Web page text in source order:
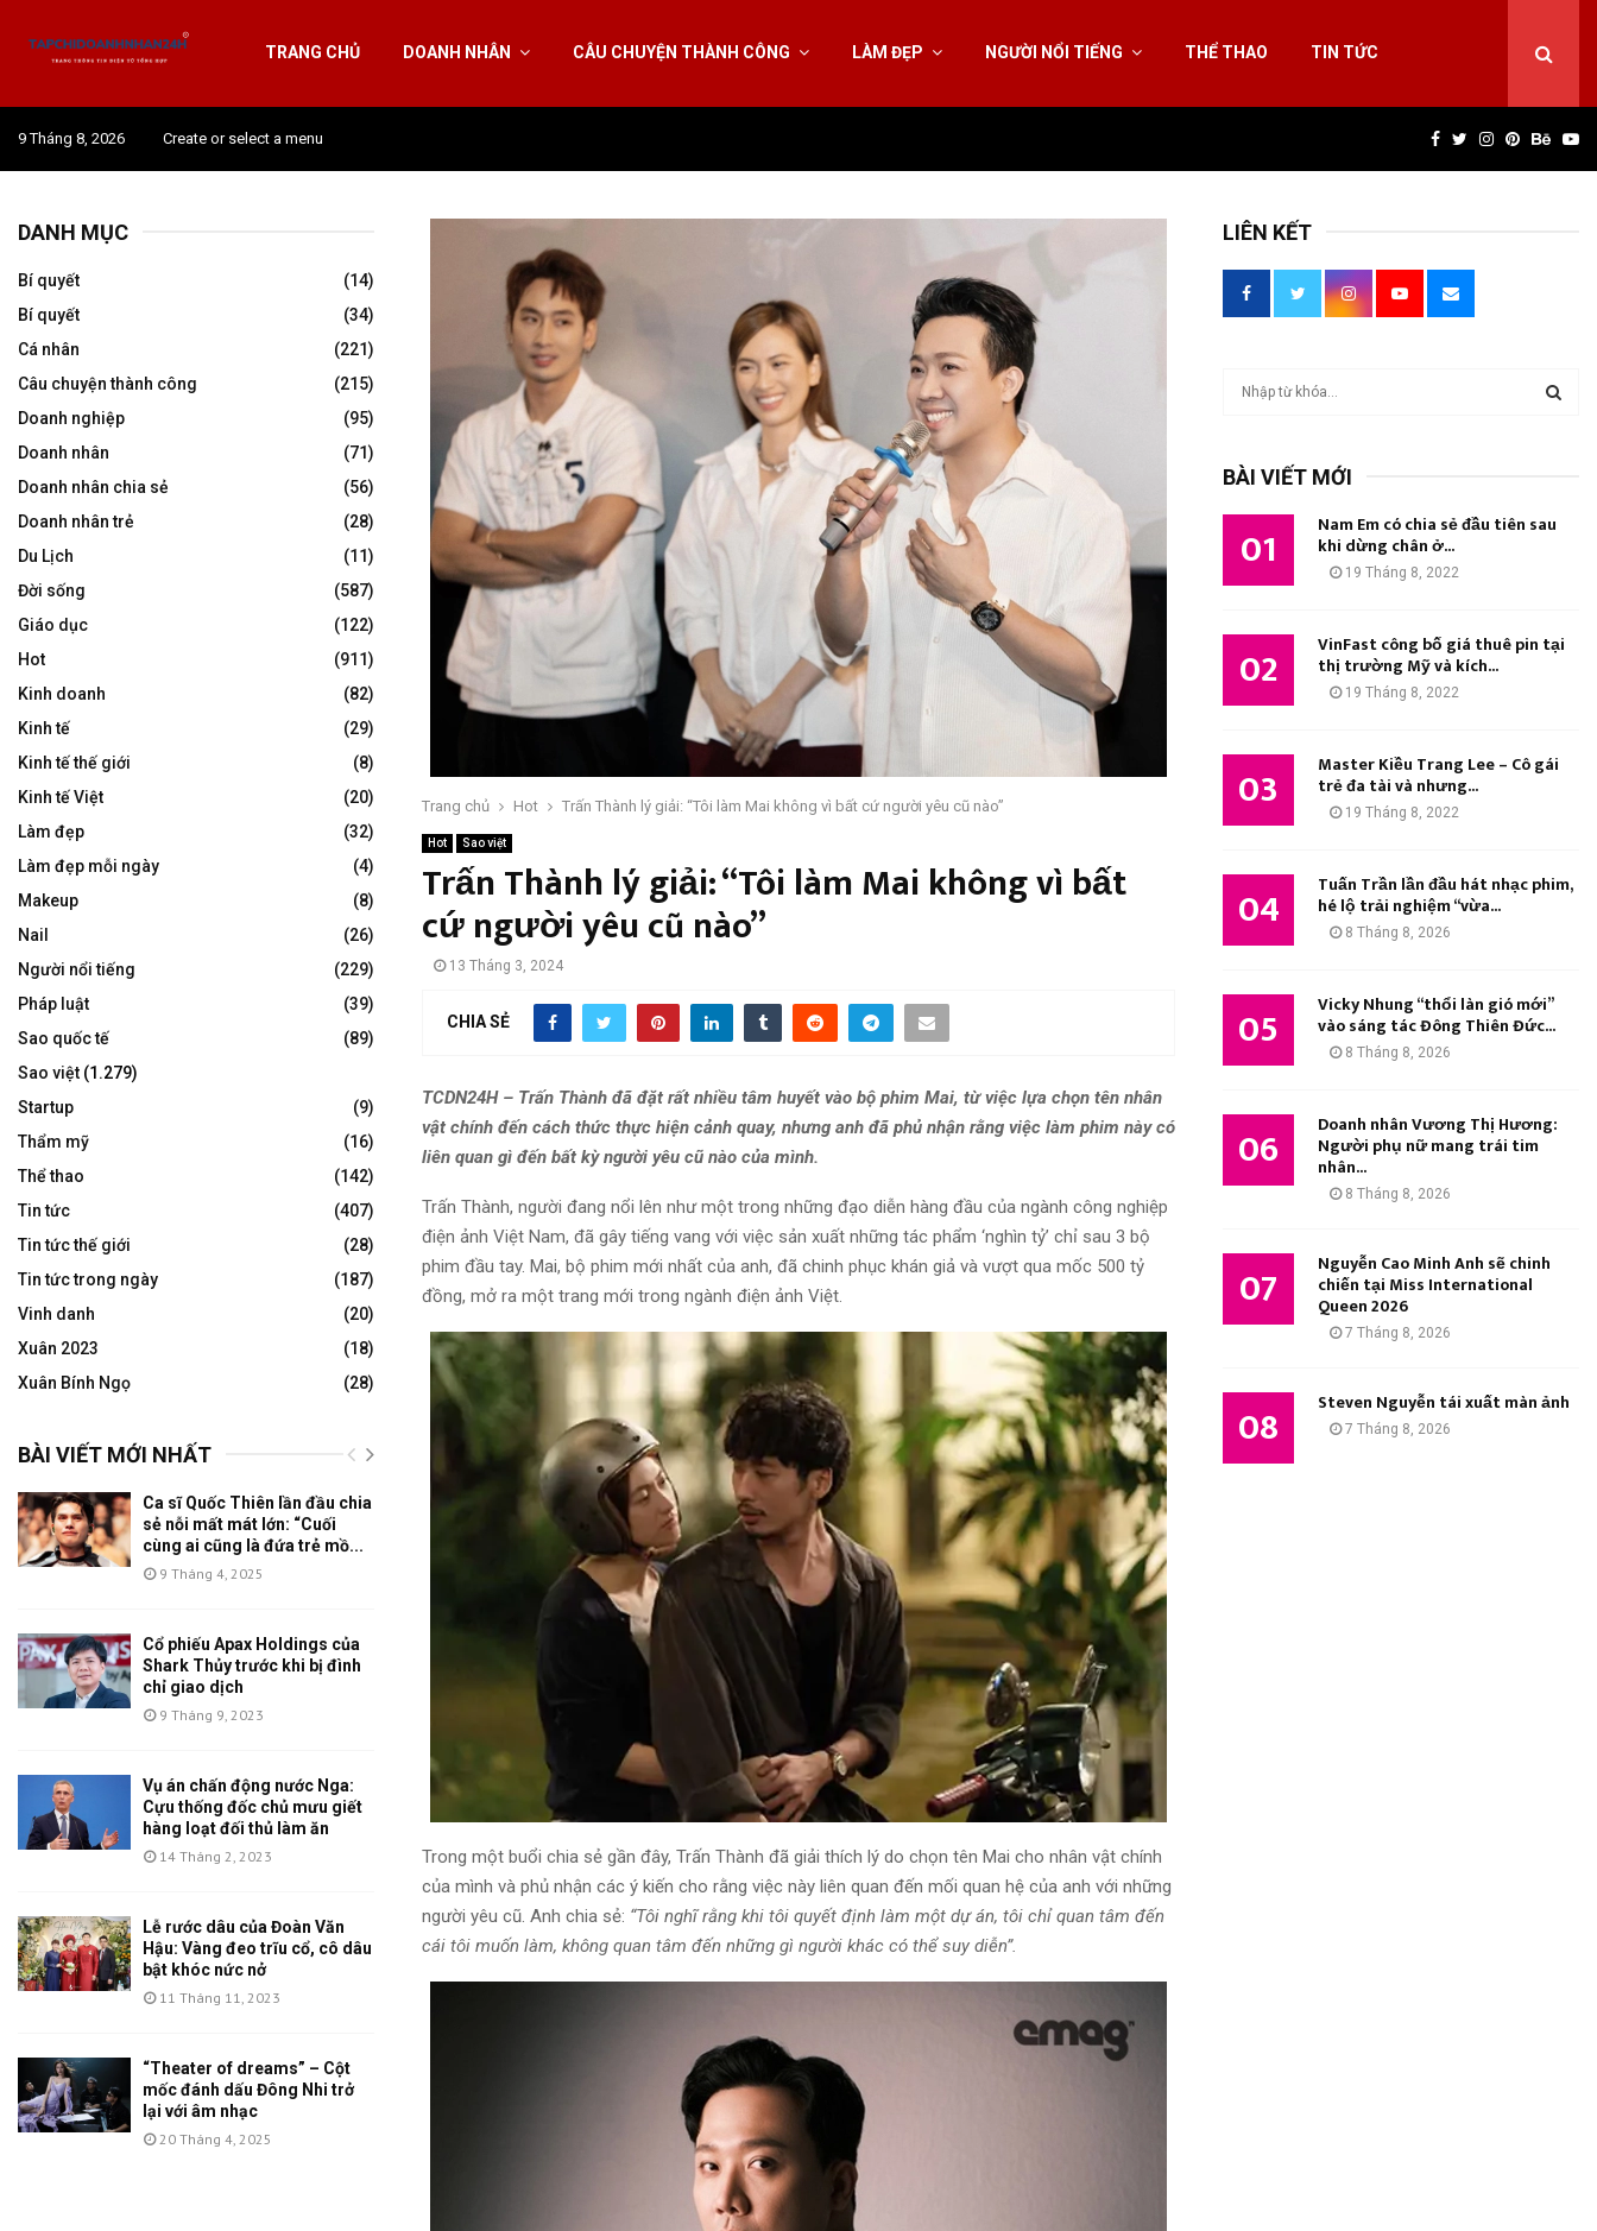
TRANG CHỦ DOANH NHÂN CÂU CHUYỆN THÀNH CÔNG LÀM ĐẸP NGƯỜI NỔI TIẾNG THỂ THAO TIN TỨC
9 Tháng 8, 2026 Create or select a menu Facebook
Twitter
Instagram
Pinterest
Trang chủ Hot Trấn Thành lý giải: “Tôi làm Mai không vì bất cứ người yêu cũ nào”
Hot Sao việt
Trấn Thành lý giải: “Tôi làm Mai không vì bất
cứ người yêu cũ nào”
13 Tháng 3, 2024
CHIA SẺ
TCDN24H – Trấn Thành đã đặt rất nhiều tâm huyết vào bộ phim Mai, từ việc lựa chọn tên nhân
vật chính đến cách thức thực hiện cảnh quay, nhưng anh đã phủ nhận rằng việc làm phim này có
liên quan gì đến bất kỳ người yêu cũ nào của mình.
Trấn Thành, người đang nổi lên như một trong những đạo diễn hàng đầu của ngành công nghiệp
điện ảnh Việt Nam, đã gây tiếng vang với việc sản xuất những tác phẩm ‘nghìn tỷ’ chỉ sau 3 bộ
phim đầu tay. Mai, bộ phim mới nhất của anh, đã chinh phục khán giả và vượt qua mốc 500 tỷ
đồng, mở ra một trang mới trong ngành điện ảnh Việt.
Trong một buổi chia sẻ gần đây, Trấn Thành đã giải thích lý do chọn tên Mai cho nhân vật chính
của mình và phủ nhận các ý kiến cho rằng việc này liên quan đến mối quan hệ của anh với những
người yêu cũ. Anh chia sẻ: “Tôi nghĩ rằng khi tôi quyết định làm một dự án, tôi chỉ quan tâm đến
cái tôi muốn làm, không quan tâm đến những gì người khác có thể suy diễn”.
DANH MỤC
Bí quyết
(14)
Bí quyết
(34)
Cá nhân
(221)
Câu chuyện thành công
(215)
Doanh nghiệp
(95)
Doanh nhân
(71)
Doanh nhân chia sẻ
(56)
Doanh nhân trẻ
(28)
Du Lịch
(11)
Đời sống
(587)
Giáo dục
(122)
Hot
(911)
Kinh doanh
(82)
Kinh tế
(29)
Kinh tế thế giới
(8)
Kinh tế Việt
(20)
Làm đẹp
(32)
Làm đẹp mỗi ngày
(4)
Makeup
(8)
Nail
(26)
Người nổi tiếng
(229)
Pháp luật
(39)
Sao quốc tế
(89)
Sao việt (1.279)
Startup
(9)
Thẩm mỹ
(16)
Thể thao
(142)
Tin tức
(407)
Tin tức thế giới
(28)
Tin tức trong ngày
(187)
Vinh danh
(20)
Xuân 2023
(18)
Xuân Bính Ngọ
(28)
BÀI VIẾT MỚI NHẤT
Ca sĩ Quốc Thiên lần đầu chia
sẻ nỗi mất mát lớn: “Cuối
cùng ai cũng là đứa trẻ mồ...
9 Tháng 4, 2025
Cổ phiếu Apax Holdings của
Shark Thủy trước khi bị đình
chỉ giao dịch
9 Tháng 9, 2023
Vụ án chấn động nước Nga:
Cựu thống đốc chủ mưu giết
hàng loạt đối thủ làm ăn
14 Tháng 2, 2023
Lễ rước dâu của Đoàn Văn
Hậu: Vàng đeo trĩu cổ, cô dâu
bật khóc nức nở
11 Tháng 11, 2023
“Theater of dreams” – Cột
mốc đánh dấu Đông Nhi trở
lại với âm nhạc
20 Tháng 4, 2025
LIÊN KẾT
M
BÀI VIẾT MỚI
01 Nam Em có chia sẻ đầu tiên sau
khi dừng chân ở...
19 Tháng 8, 2022
02 VinFast công bố giá thuê pin tại
thị trường Mỹ và kích...
19 Tháng 8, 2022
03 Master Kiều Trang Lee – Cô gái
trẻ đa tài và nhưng...
19 Tháng 8, 2022
04 Tuấn Trần lần đầu hát nhạc phim,
hé lộ trải nghiệm “vừa...
8 Tháng 8, 2026
05 Vicky Nhung “thổi làn gió mới”
vào sáng tác Đông Thiên Đức...
8 Tháng 8, 2026
06 Doanh nhân Vương Thị Hương:
Người phụ nữ mang trái tim
nhân...
8 Tháng 8, 2026
07 Nguyễn Cao Minh Anh sẽ chinh
chiến tại Miss International
Queen 2026
7 Tháng 8, 2026
08 Steven Nguyễn tái xuất màn ảnh
7 Tháng 8, 2026